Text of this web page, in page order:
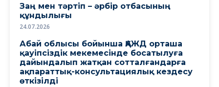
Заң мен тәртіп – әрбір отбасының
құндылығы
24.07.2026
Абай облысы бойынша ҚАЖД орташа
қауіпсіздік мекемесінде босатылуға
дайындалып жатқан сотталғандарға
ақпараттық-консультациялық кездесу
өткізілді